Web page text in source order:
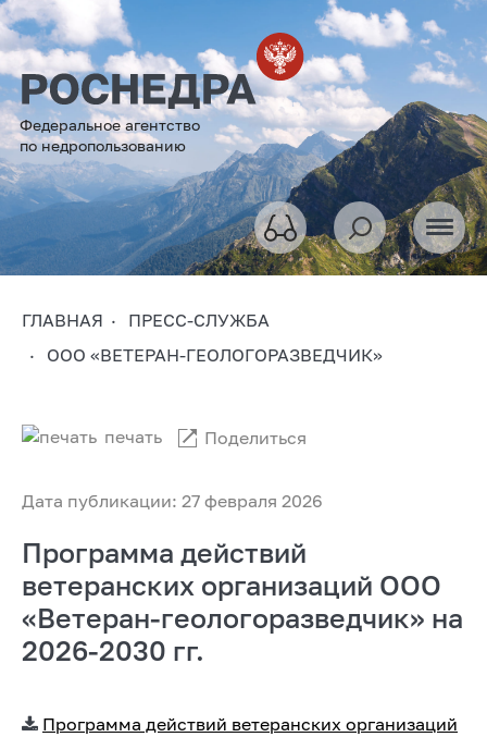
Федеральное агентство
по недропользованию
ГЛАВНАЯ
ПРЕСС-СЛУЖБА
ООО «ВЕТЕРАН-ГЕОЛОГОРАЗВЕДЧИК»
Дата публикации: 27 февраля 2026
печать Поделиться
Программа действий
ветеранских организаций ООО
«Ветеран-геологоразведчик» на
2026-2030 гг.
Программа действий ветеранских организаций